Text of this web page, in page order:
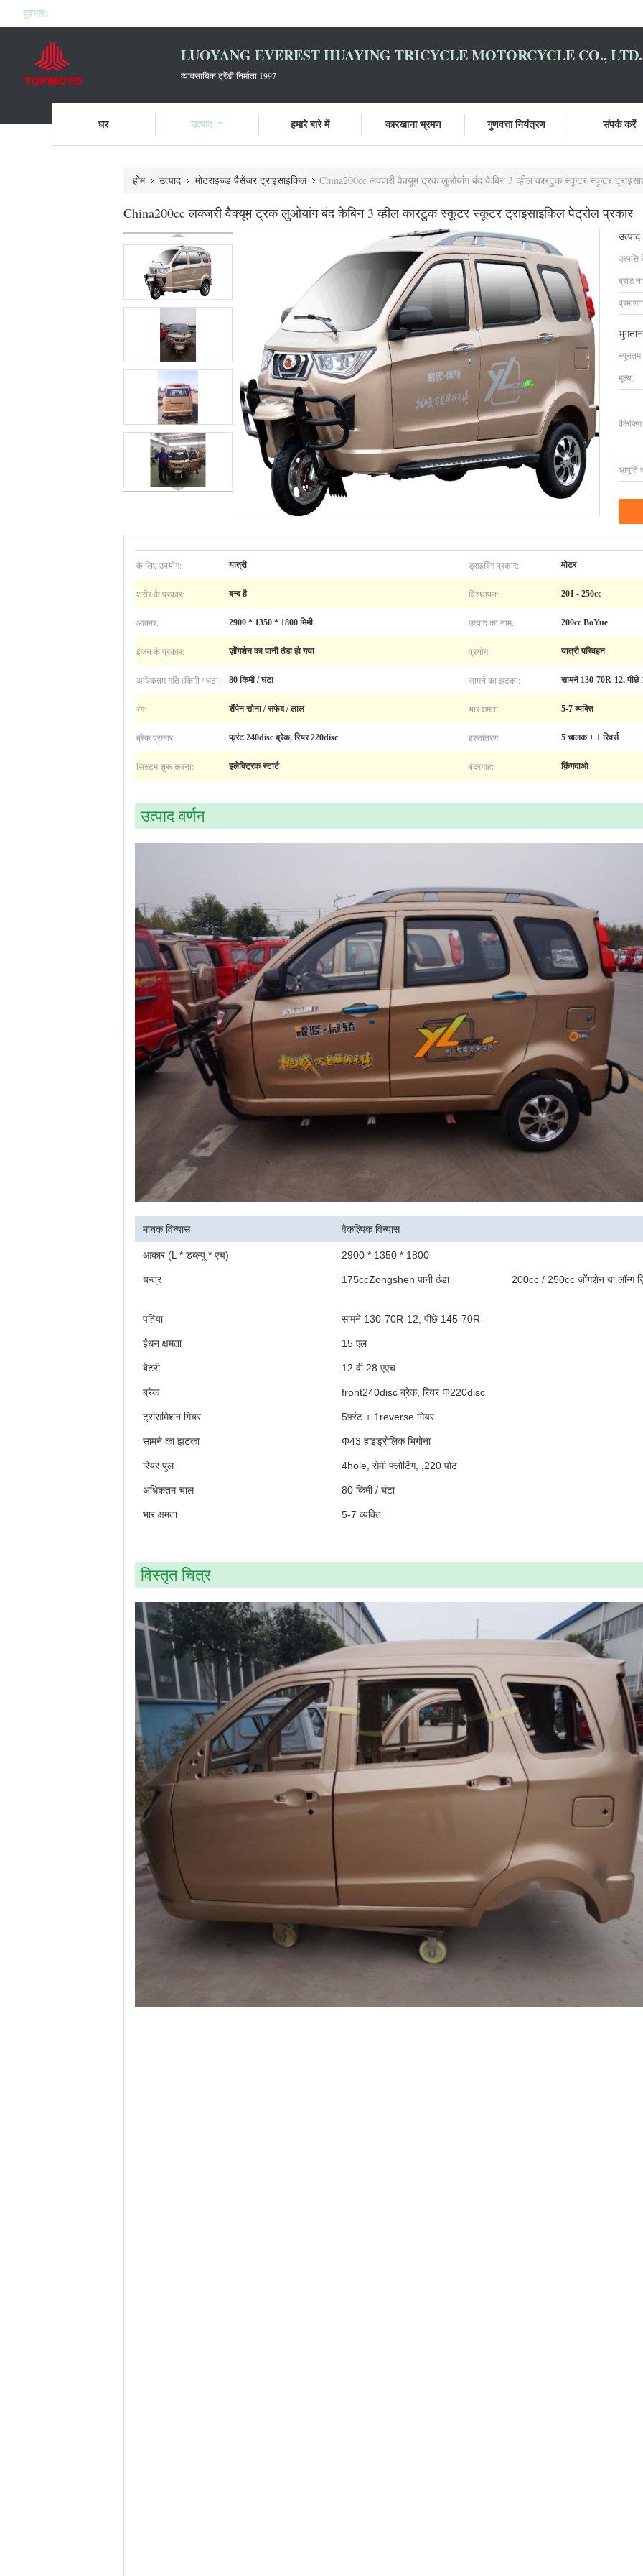
दूरभाष:
LUOYANG EVEREST HUAYING TRICYCLE MOTORCYCLE CO., LTD.
व्यावसायिक ट्रेंडी निर्माता 1997
घर उत्पाद हमारे बारे में कारखाना भ्रमण गुणवत्ता नियंत्रण संपर्क करें
होम उत्पाद मोटराइज्ड पैसेंजर ट्राइसाइकिल China200cc लक्जरी वैक्यूम ट्रक लुओयांग बंद केबिन 3 व्हील कारटुक स्कूटर स्कूटर
China200cc लक्जरी वैक्यूम ट्रक लुओयांग बंद केबिन 3 व्हील कारटुक स्कूटर स्कूटर ट्राइसाइकिल पेट्रोल प्रकार
ब्रांड
न्यूनतम
मूल्य:
पैकेजिंग
आपूर्ति
के लिए उपयोग: यात्री ड्राइविंग प्रकार: मोटर
शरीर के प्रकार: बन्द है विस्थापन: 201 - 250cc
आकार: 2900 * 1350 * 1800 मिमी उत्पाद का नाम: 200cc BoYue
इंजन के प्रकार: ज़ोंगशेन का पानी ठंडा हो गया प्रयोग: यात्री परिवहन
अधिकतम गति (किमी / घंटा): 80 किमी / घंटा सामने का झटका: सामने 130-70R-12, पीछे
रंग: शैंपेन सोना / सफेद / लाल भार क्षमता: 5-7 व्यक्ति
ब्रेक प्रकार: फ्रंट 240disc ब्रेक, रियर 220disc हस्तांतरण: 5 चालक + 1 रिवर्स
सिस्टम शुरू करना: इलेक्ट्रिक स्टार्ट बंदरगाह: क़िंगदाओ
उत्पाद वर्णन
मानक विन्यास वैकल्पिक विन्यास
आकार (L * डब्ल्यू * एच) 2900 * 1350 * 1800
यन्त्र 175ccZongshen पानी ठंडा 200cc / 250cc ज़ोंगशेन या लॉन्ग
पहिया
सामने 130-70R-12, पीछे 145-70R-
ईंधन क्षमता 15 एल
बैटरी 12 वी 28 एएच
ब्रेक front240disc ब्रेक, रियर Φ220disc
ट्रांसमिशन गियर 5फ़्रंट + 1reverse गियर
सामने का झटका Φ43 हाइड्रोलिक भिगोना
रियर पुल 4hole, सेमी फ्लोटिंग, ,220 पोट
अधिकतम चाल 80 किमी / घंटा
भार क्षमता 5-7 व्यक्ति
विस्तृत चित्र